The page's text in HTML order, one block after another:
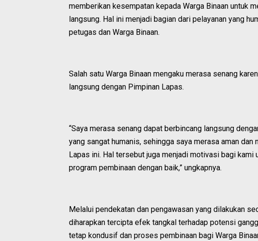
memberikan kesempatan kepada Warga Binaan untuk
langsung. Hal ini menjadi bagian dari pelayanan yang
petugas dan Warga Binaan.
Salah satu Warga Binaan mengaku merasa senang
langsung dengan Pimpinan Lapas.
“Saya merasa senang dapat berbincang langsung
yang sangat humanis, sehingga saya merasa aman
Lapas ini. Hal tersebut juga menjadi motivasi bagi kami
program pembinaan dengan baik,” ungkapnya.
Melalui pendekatan dan pengawasan yang dilakukan
diharapkan tercipta efek tangkal terhadap potensi
tetap kondusif dan proses pembinaan bagi Warga